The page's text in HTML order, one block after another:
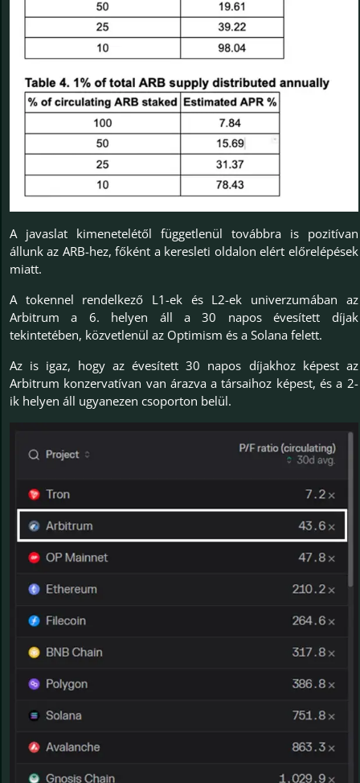
A javaslat kimenetelétől függetlenül továbbra is pozitívan
állunk az ARB-hez, főként a keresleti oldalon elért előrelépések
miatt.
A tokennel rendelkező L1-ek és L2-ek univerzumában az
Arbitrum a 6. helyen áll a 30 napos évesített díjak
tekintetében, közvetlenül az Optimism és a Solana felett.
Az is igaz, hogy az évesített 30 napos díjakhoz képest az
Arbitrum konzervatívan van árazva a társaihoz képest, és a 2-
ik helyen áll ugyanezen csoporton belül.